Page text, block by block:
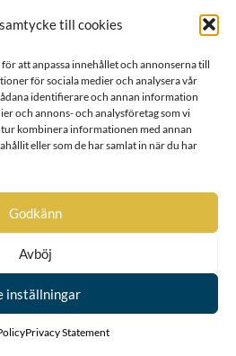
till cookies
att anpassa innehållet och annonserna till
för sociala medier och analysera vår
identifierare och annan information
och annons- och analysföretag som vi
tur kombinera informationen med annan
eller som de har samlat in när du har
Godkänn
Avböj
inställningar
Privacy Statement
Mentzer
(O’Morugh)